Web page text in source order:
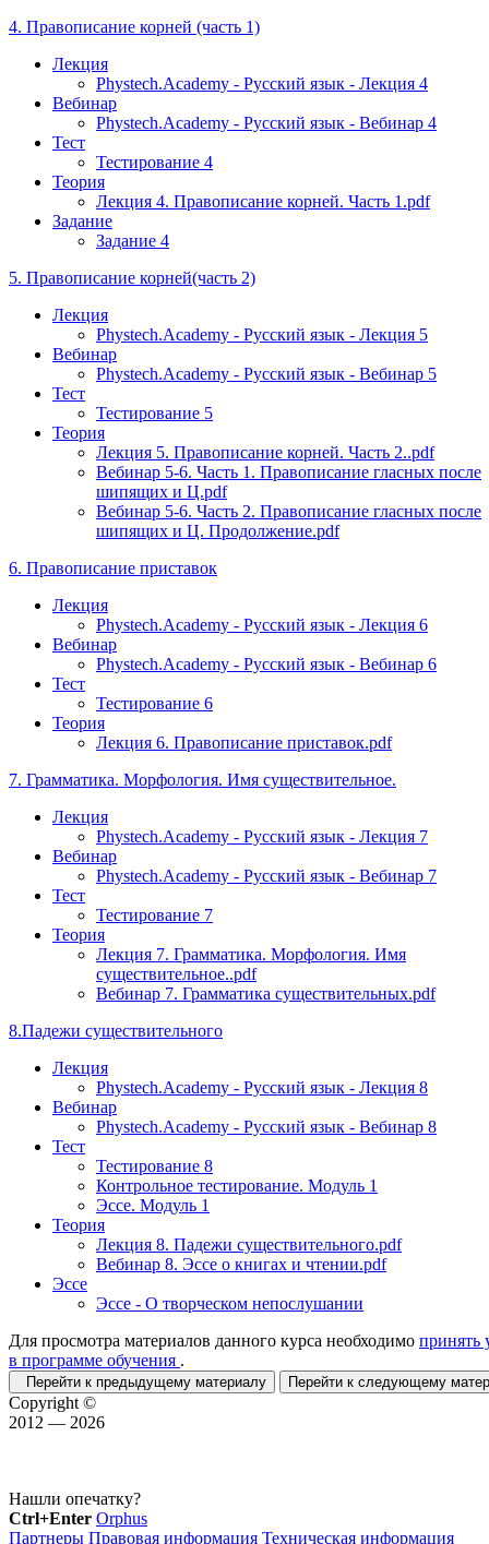
4. Правописание корней (часть 1)
Лекция
Phystech.Academy - Русский язык - Лекция 4
Вебинар
Phystech.Academy - Русский язык - Вебинар 4
Тест
Тестирование 4
Теория
Лекция 4. Правописание корней. Часть 1.pdf
Задание
Задание 4
5. Правописание корней(часть 2)
Лекция
Phystech.Academy - Русский язык - Лекция 5
Вебинар
Phystech.Academy - Русский язык - Вебинар 5
Тест
Тестирование 5
Теория
Лекция 5. Правописание корней. Часть 2..pdf
Вебинар 5-6. Часть 1. Правописание гласных после
шипящих и Ц.pdf
Вебинар 5-6. Часть 2. Правописание гласных после
шипящих и Ц. Продолжение.pdf
6. Правописание приставок
Лекция
Phystech.Academy - Русский язык - Лекция 6
Вебинар
Phystech.Academy - Русский язык - Вебинар 6
Тест
Тестирование 6
Теория
Лекция 6. Правописание приставок.pdf
7. Грамматика. Морфология. Имя существительное.
Лекция
Phystech.Academy - Русский язык - Лекция 7
Вебинар
Phystech.Academy - Русский язык - Вебинар 7
Тест
Тестирование 7
Теория
Лекция 7. Грамматика. Морфология. Имя
существительное..pdf
Вебинар 7. Грамматика существительных.pdf
8.Падежи существительного
Лекция
Phystech.Academy - Русский язык - Лекция 8
Вебинар
Phystech.Academy - Русский язык - Вебинар 8
Тест
Тестирование 8
Контрольное тестирование. Модуль 1
Эссе. Модуль 1
Теория
Лекция 8. Падежи существительного.pdf
Вебинар 8. Эссе о книгах и чтении.pdf
Эссе
Эссе - О творческом непослушании
Для просмотра материалов данного курса необходимо принять
в программе обучения .
Перейти к предыдущему материалу Перейти к следующему
Copyright ©
2012 — 2026
Нашли опечатку?
Ctrl+Enter Orphus
Партнеры Правовая информация Техническая информация